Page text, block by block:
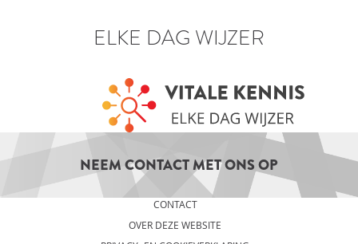
ELKE DAG WIJZER
NEEM CONTACT MET ONS OP
CONTACT
OVER DEZE WEBSITE